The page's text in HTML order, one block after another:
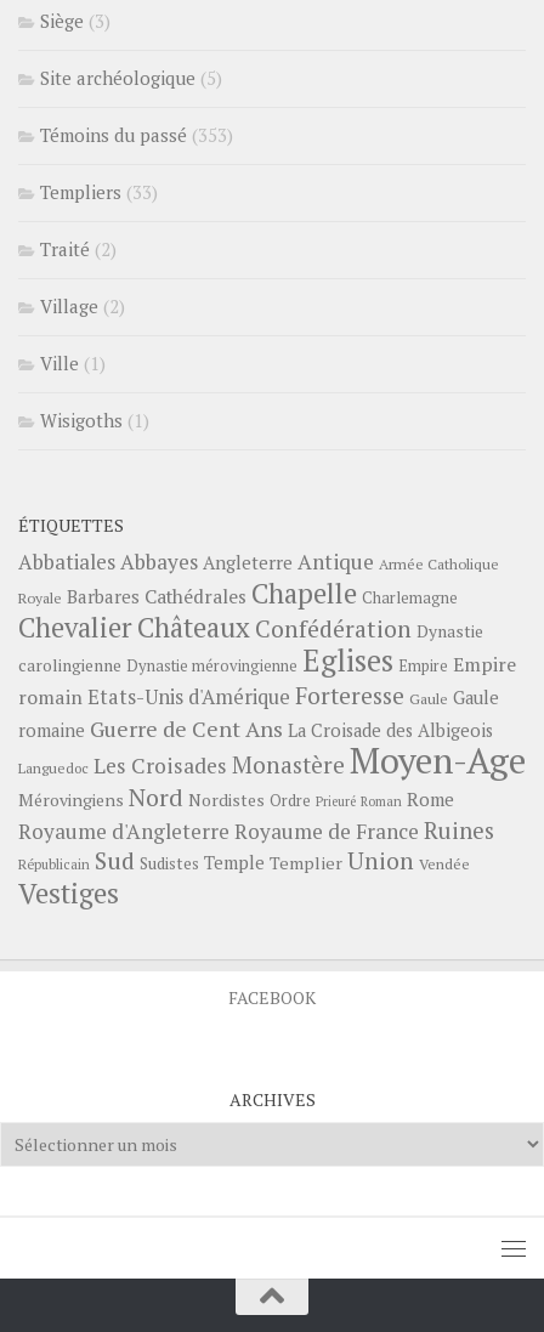
Siège (3)
Site archéologique (5)
Témoins du passé (353)
Templiers (33)
Traité (2)
Village (2)
Ville (1)
Wisigoths (1)
ÉTIQUETTES
AbbatialesAbbayes Angleterre Antique Armée Catholique
Royale Barbares Cathédrales Chapelle Charlemagne
ChevalierChâteauxConfédération Dynastie
carolingienne Dynastie mérovingienne Eglises Empire Empire
romainEtats-Unis d'Amérique Forteresse Gaule Gaule
romaine Guerre de Cent Ans La Croisade des Albigeois
Languedoc Les Croisades Monastère Moyen-Age
Mérovingiens Nord Nordistes Ordre Prieuré Roman Rome
Royaume d'Angleterre Royaume de France Ruines
Républicain Sud Sudistes Temple Templier Union Vendée
Vestiges
FACEBOOK
ARCHIVES
Archives